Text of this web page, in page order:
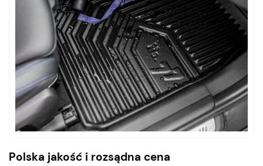
Polska jakość i rozsądna cena